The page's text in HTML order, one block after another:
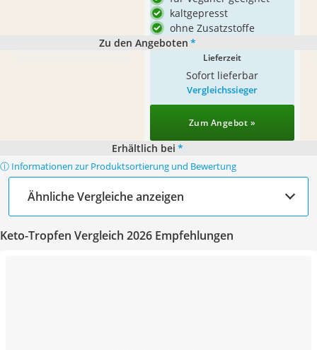
kaltgepresst
ohne Zusatzstoffe
Zu den Angeboten *
Lieferzeit
Sofort lieferbar
Vergleichssieger
Zum Angebot »
Erhältlich bei *
ⓘ Informationen zur Produktsortierung und Bewertung
Ähnliche Vergleiche anzeigen
Keto-Tropfen Vergleich 2026 Empfehlungen